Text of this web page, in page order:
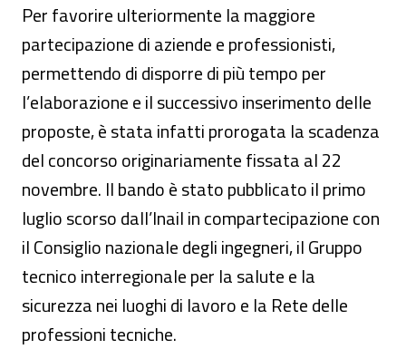
Per favorire ulteriormente la maggiore
partecipazione di aziende e professionisti,
permettendo di disporre di più tempo per
l’elaborazione e il successivo inserimento delle
proposte, è stata infatti prorogata la scadenza
del concorso originariamente fissata al 22
novembre. Il bando è stato pubblicato il primo
luglio scorso dall’Inail in compartecipazione con
il Consiglio nazionale degli ingegneri, il Gruppo
tecnico interregionale per la salute e la
sicurezza nei luoghi di lavoro e la Rete delle
professioni tecniche.